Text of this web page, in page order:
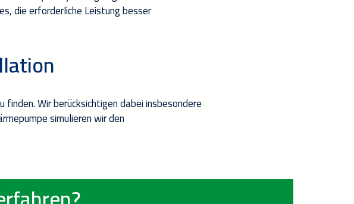
es,die erforderliche Leistung besser
finden.Wir berücksichtigen dabeiinsbesondere
simulieren wirden